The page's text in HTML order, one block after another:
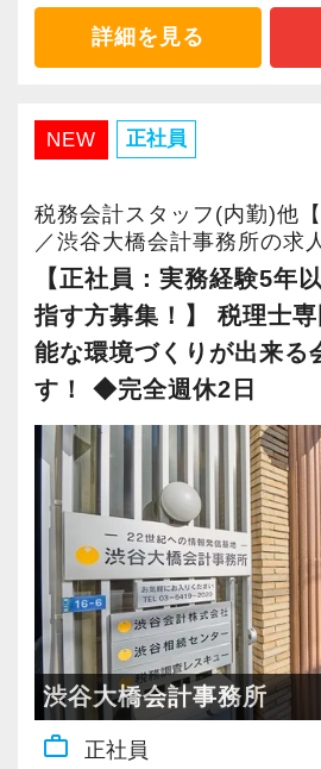
す。目標設定がしやすく、成
ステップアップが可能です。
昇級は年に2回の自己申請制
ジできます。
を学べる体制！】
当社ではフリーアドレスと
ら業務を行っています。
そのなかで定期的な席替えや
実施。得意分野や経験の異な
に仕事を行うことで、より柔
ハウや知識を身に付けられる
す。
また関西・関東とそれぞれの
り、オンライン・オフライン
し合える社風です。
【各種社会保険完備、ユニー
り】
社会保険等の一般的な福利厚
当も充実。
緒に働ける方を求めています】
「こんな明るい事務所ははじ
ほど、仲が良くて明るいの
実践型インターンは成⻑性を
りがいを持てることとステッ
将来会計事務所で活躍した
方、お待ちしています！
【実務型研修・教育制度充実
れからの会計業界で生き残る
性を磨けます】
会計業界はいずれコンピュー
変わられる職業と言われてい
その中で生き残るためにでき
ーターやAIにはできないお客
ーション力を磨くこと。
当社では、全員がお客様のこ
最新の税務・会計サービスを
現時点で深い知識や経験をお
心してください！
また、職場環境の改善に積極
に対して認証される「社労士
「職場環境改善宣言企業」と
施企業」の認定を受け、今後
長く安心して働ける環境を用
おりますので、当社で将来の
ませんか？
【渋谷の事務所はこんなオフ
2021年6月にオープンしたオ
新宿オフィスの精鋭スタッ
ーとして運営をスタートしま
都心部ということもあり、IT
術を取り扱うお客様が多いの
20代が中心となっており、
ることから資格取得に励むス
しています。
若いメンバーが多く明るい雰
◆ 急なお休みにも理解があ
お子さまの急な発熱や体調不
みが必要になった場合も遠
い。
スタッフ同士で協力し合い
います。
◆ ブランクがあっても大丈
久しぶりのお仕事でもご安心
放っておくことはありません
先輩スタッフが実務を通して
分からないことはその場で
ったときには所内みんなでフ
があります。
◆ 未経験から専門知識も身
最初は簡単な事務作業から
きたら会計・税務のサポート
ジできます。
「できること」が少しずつ増
感じられる仕事です。特別な
詳細を見る
NEW 正社員
税務会計スタッフ(内勤)他
／渋谷大橋会計事務所の求
【正社員：実務経験5年
指す方募集！】 税理士
能な環境づくりが出来る
す！ ◆完全週休2日
渋谷大橋会計事務所
work_outline 正社員